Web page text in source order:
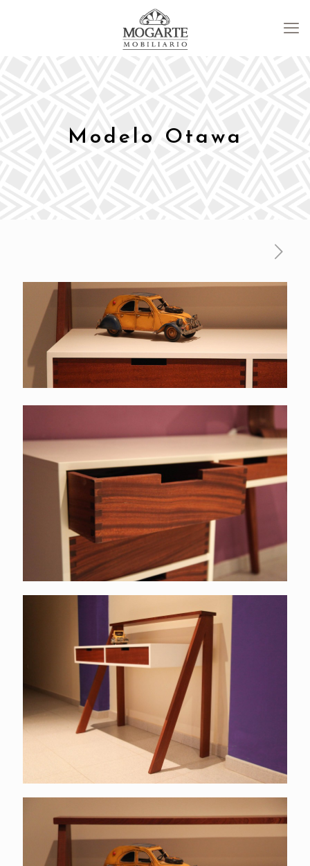
Modelo Otawa